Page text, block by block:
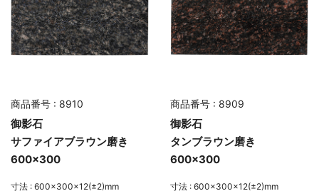
商品番号 : 8910
御影石
サファイアブラウン磨き
600×300
寸法 : 600×300×12(±2)mm
商品番号 : 8909
御影石
タンブラウン磨き
600×300
寸法 : 600×300×12(±2)mm